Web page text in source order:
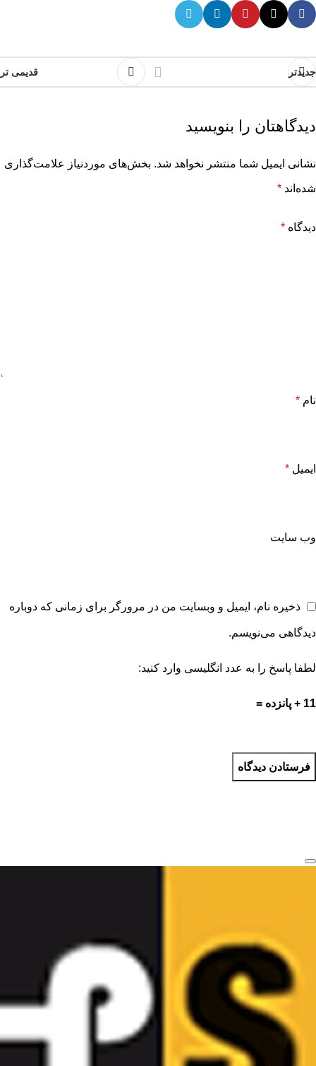
جدیدتر قدیمی تر
دیدگاهتان را بنویسید
نشانی ایمیل شما منتشر نخواهد شد. بخش‌های موردنیاز علامت‌گذاری
شده‌اند *
دیدگاه *
نام *
ایمیل *
وب‌ سایت
ذخیره نام، ایمیل و وبسایت من در مرورگر برای زمانی که دوباره
دیدگاهی می‌نویسم.
لطفا پاسخ را به عدد انگلیسی وارد کنید:
11 + پانزده =